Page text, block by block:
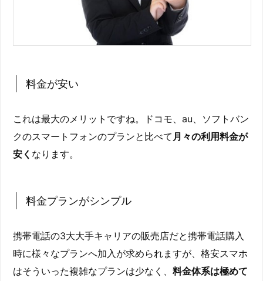
料金が安い
これは最大のメリットですね。ドコモ、au、ソフトバン
クのスマートフォンのプランと比べて 月々の利用料金が
安く なります。
料金プランがシンプル
携帯電話の3大大手キャリアの販売店だと携帯電話購入
時に様々なプランへ加入が求められますが、格安スマホ
はそういった複雑なプランは少なく、 料金体系は極めて